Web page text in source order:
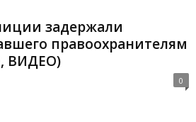
задержали
правоохранителям
ВИДЕО)
0